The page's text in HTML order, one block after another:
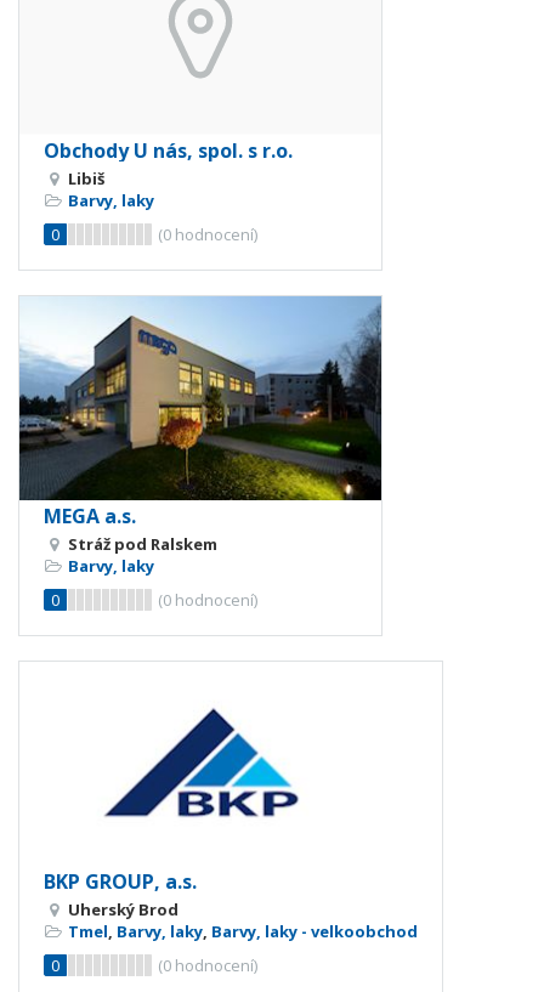
Obchody U nás, spol. s r.o.
Libiš
Barvy, laky
0
(0 hodnocení)
MEGA a.s.
Stráž pod Ralskem
Barvy, laky
0
(0 hodnocení)
BKP GROUP, a.s.
Uherský Brod
Tmel, Barvy, laky, Barvy, laky - velkoobchod
0
(0 hodnocení)